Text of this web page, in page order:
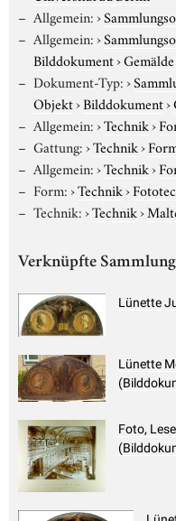
Allgemein:›
Allgemein:›
Bilddokument›Gemälde
Dokument-Typ:›
Objekt›Bilddokument›
Allgemein:›Technik›
Gattung:›Technik›
Allgemein:›Technik›
Form:›Technik›
Technik:›Technik›
Verknüpfte
Lünette
Lünette
Foto,